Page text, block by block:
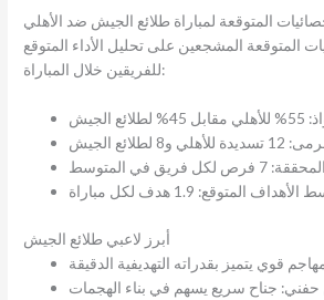
المتوقعة لمباراة طلائع الجيش ضد الأهلي
المتوقعة المشجعين على تحليل الأداء المتوقع
للفريقين خلال المباراة:
الجيش
الجيش
فريق في المتوسط
المتوقع: 1.9 هدف لكل مباراة
أبرز لاعبي طلائع الجيش